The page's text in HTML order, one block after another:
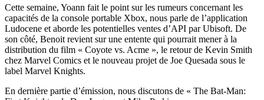
Cette semaine, Yoann fait le point sur les rumeurs concernant les
capacités de la console portable Xbox, nous parle de l’application
Ludocene et aborde les potentielles ventes d’API par Ubisoft. De
son côté, Benoit revient sur une entente qui pourrait mener à la
distribution du film « Coyote vs. Acme », le retour de Kevin Smith
chez Marvel Comics et le nouveau projet de Joe Quesada sous le
label Marvel Knights.
En dernière partie d’émission, nous discutons de « The Bat-Man: